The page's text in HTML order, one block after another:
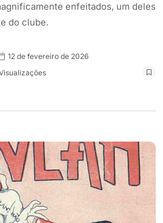
enfeitados, um deles
do clube.
12 de fevereiro de 2026